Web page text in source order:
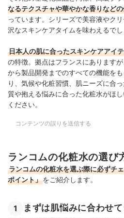
なるテクスチャや華やかな香りなど
っています。シリーズで美容液やク
沢なスキンケアタイムを味わえるでし
日本人の肌に合ったスキンケアアイ
の特徴。拠点はフランスにあります
から製品開発までのすべての機能を
り、気候や化粧習慣、肌ニーズに合
質や抱える悩みに合った化粧水がほ
ください。
コンテンツの誤りを送信する
ランコムの化粧水の選び
ランコムの化粧水を選ぶ際に必ずチ
ポイント」をご紹介します。
1 まずは肌悩みに合わせ